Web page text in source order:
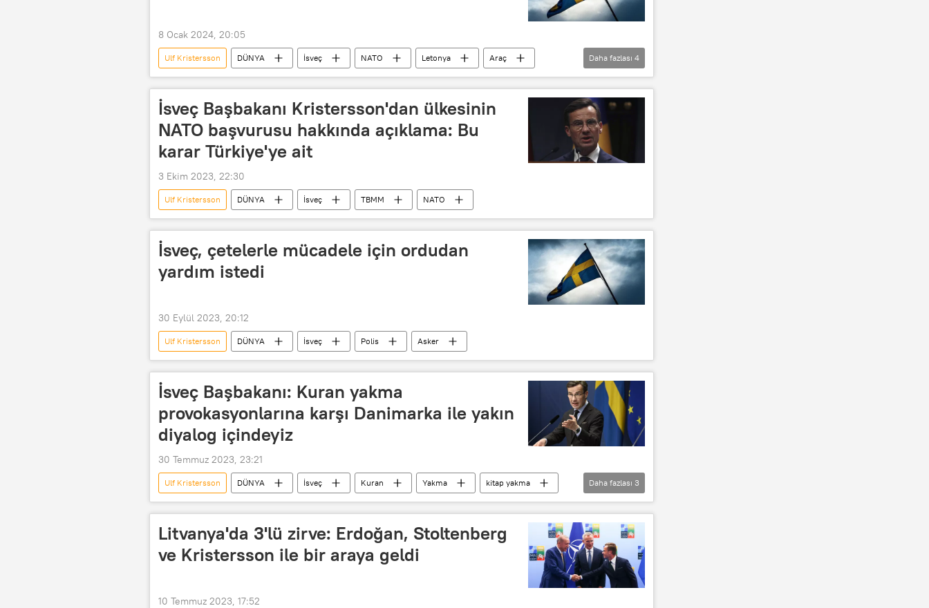
8 Ocak 2024, 20:05
Ulf Kristersson DÜNYA İsveç NATO Letonya
Araç
zırh
Zırhlı araç zırhlı araçlar Asker
Daha fazlası 4
İsveç Başbakanı Kristersson'dan ülkesinin
NATO başvurusu hakkında açıklama: Bu
karar Türkiye'ye ait
3 Ekim 2023, 22:30
Ulf Kristersson DÜNYA İsveç TBMM NATO
İsveç, çetelerle mücadele için ordudan
yardım istedi
30 Eylül 2023, 20:12
Ulf Kristersson DÜNYA İsveç Polis Asker
İsveç Başbakanı: Kuran yakma
provokasyonlarına karşı Danimarka ile yakın
diyalog içindeyiz
30 Temmuz 2023, 23:21
Ulf Kristersson DÜNYA İsveç Kuran Yakma
kitap yakma
açıklama
Danimarka Avrupa
Daha fazlası 3
Litvanya'da 3'lü zirve: Erdoğan, Stoltenberg
ve Kristersson ile bir araya geldi
10 Temmuz 2023, 17:52